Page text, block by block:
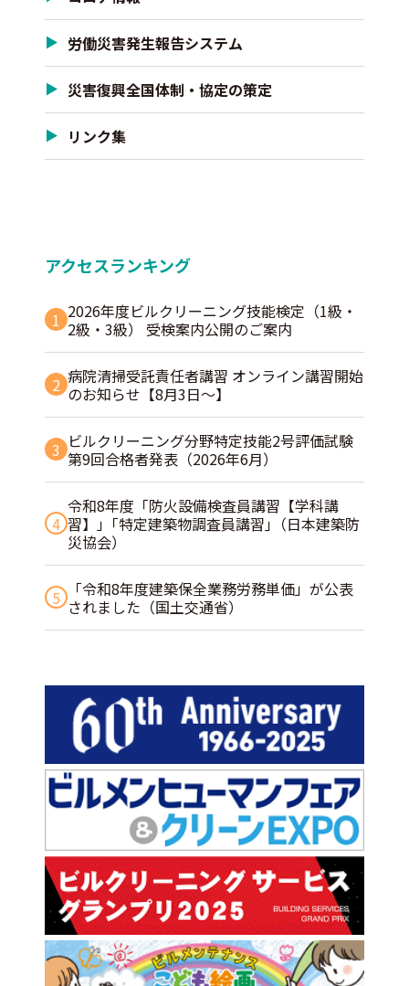
労働災害発生報告システム
災害復興全国体制・協定の策定
リンク集
アクセスランキング
1 2026年度ビルクリーニング技能検定（1級・
2級・3級） 受検案内公開のご案内
2 病院清掃受託責任者講習 オンライン講習開始
のお知らせ【8月3日～】
3 ビルクリーニング分野特定技能2号評価試験
第9回合格者発表（2026年6月）
4
令和8年度「防火設備検査員講習【学科講
習】」｢特定建築物調査員講習｣（日本建築防
災協会）
5
「令和8年度建築保全業務労務単価」が公表
されました（国土交通省）